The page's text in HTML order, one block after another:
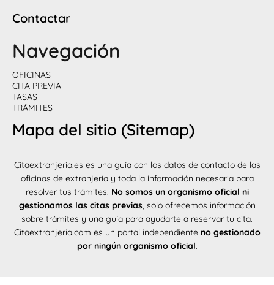
Contactar
Navegación
OFICINAS
CITA PREVIA
TASAS
TRÁMITES
Mapa del sitio (Sitemap)
Citaextranjeria.es es una guía con los datos de contacto de las
oficinas de extranjería y toda la información necesaria para
resolver tus trámites. No somos un organismo oficial ni
gestionamos las citas previas, solo ofrecemos información
sobre trámites y una guía para ayudarte a reservar tu cita.
Citaextranjeria.com es un portal independiente no gestionado
por ningún organismo oficial.